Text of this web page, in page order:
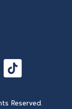
Reserved.